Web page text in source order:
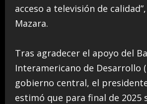
acceso a televisión de
Mazara.
Tras agradecer el apoyo del
Interamericano de Desarrollo
gobierno central, el
estimó que para final de 2025